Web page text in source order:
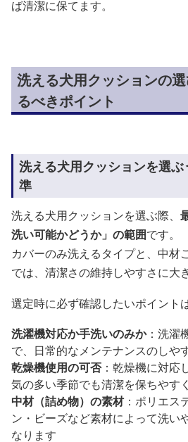
ば清潔に保てます。
洗える犬用クッションの
るべきポイント
洗える犬用クッションを選
準
洗える犬用クッションを選ぶ際、
洗い可能かどうか」の範囲です。
カバーのみ洗えるタイプと、中材
では、清潔さの維持しやすさに大
選定時に必ず確認したいポイント
洗濯機対応か手洗いのみか：洗濯
で、日常的なメンテナンスのしや
乾燥機使用の可否：乾燥機に対応
気の多い季節でも清潔を保ちやす
中材（詰め物）の素材：ポリエス
ン・ビーズなど素材によって洗い
なります